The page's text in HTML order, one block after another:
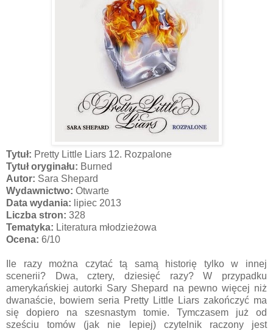
Tytuł: Pretty Little Liars 12. Rozpalone
Tytuł oryginału: Burned
Autor: Sara Shepard
Wydawnictwo: Otwarte
Data wydania: lipiec 2013
Liczba stron: 328
Tematyka: Literatura młodzieżowa
Ocena: 6/10
Ile razy można czytać tą samą historię tylko w innej
scenerii? Dwa, cztery, dziesięć razy? W przypadku
amerykańskiej autorki Sary Shepard na pewno więcej niż
dwanaście, bowiem seria Pretty Little Liars zakończyć ma
się dopiero na szesnastym tomie. Tymczasem już od
sześciu tomów (jak nie lepiej) czytelnik raczony jest